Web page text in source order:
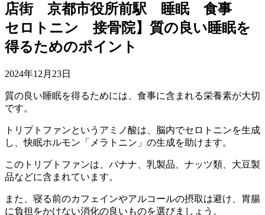
店街 京都市役所前駅 睡眠 食事
セロトニン 接骨院】質の良い睡眠を
得るためのポイント
2024年12月23日
質の良い睡眠を得るためには、食事に含まれる栄養素が大切
です。
トリプトファンというアミノ酸は、脳内でセロトニンを生成
し、快眠ホルモン「メラトニン」の生成を助けます。
このトリプトファンは、バナナ、乳製品、ナッツ類、大豆製
品などに含まれています。
また、寝る前のカフェインやアルコールの摂取は避け、胃腸
に負担をかけない消化の良いものを選びましょう。